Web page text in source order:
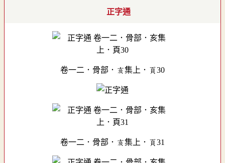
正字通
卷一二．骨部．亥集上．頁30
卷一二．骨部．亥集上．頁31